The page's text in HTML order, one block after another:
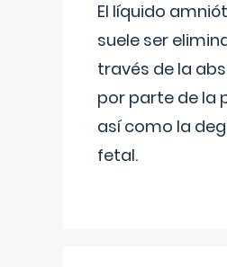
El líquido
suele ser
través de la
por parte de la
así como la
fetal.